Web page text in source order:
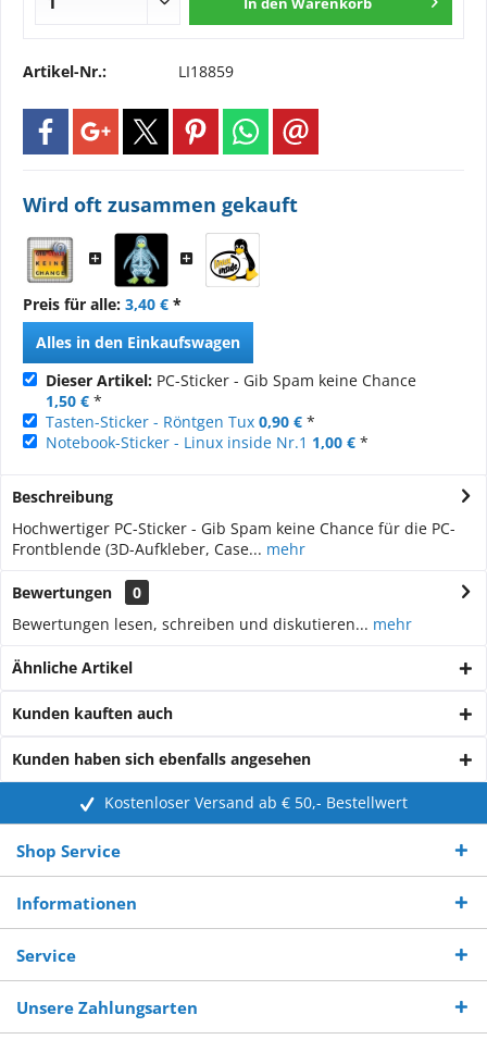
Artikel-Nr.: LI18859
Wird oft zusammen gekauft
Preis für alle: 3,40 € *
Alles in den Einkaufswagen
Dieser Artikel: PC-Sticker - Gib Spam keine Chance
1,50 € *
Tasten-Sticker - Röntgen Tux 0,90 € *
Notebook-Sticker - Linux inside Nr.1 1,00 € *
Beschreibung
Hochwertiger PC-Sticker - Gib Spam keine Chance für die PC-
Frontblende (3D-Aufkleber, Case... mehr
Bewertungen
0
Bewertungen lesen, schreiben und diskutieren... mehr
Ähnliche Artikel
Kunden kauften auch
Kunden haben sich ebenfalls angesehen
Kostenloser Versand ab € 50,- Bestellwert
Shop Service
Informationen
Service
Unsere Zahlungsarten